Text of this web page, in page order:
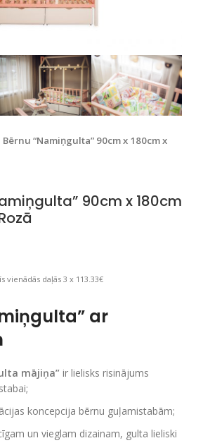
palielinātu
Bērnu “Namiņgulta” 90cm x 180cm x
90cm x 180cm
vienādās daļās 3 x 113.33€
ar
mājiņa” ir lielisks risinājums
koncepcija bērnu guļamistabām;
un vieglam dizainam, gulta lieliski